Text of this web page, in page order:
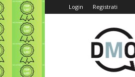
Login Registrati